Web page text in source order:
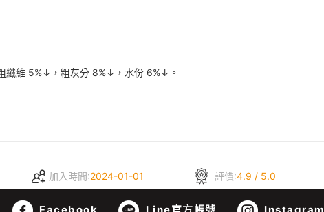
纖維 5%↓，粗灰分 8%↓，水份 6%↓。
加入時間:2024-01-01 評價:4.9 / 5.0